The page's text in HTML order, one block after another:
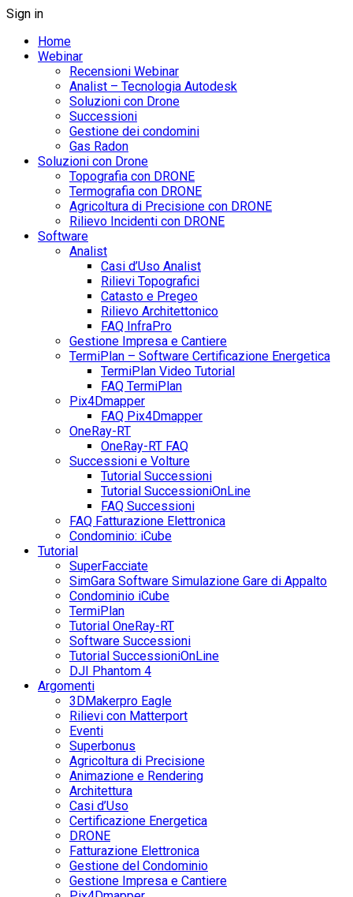
Sign in
Home
Webinar
Recensioni Webinar
Analist – Tecnologia Autodesk
Soluzioni con Drone
Successioni
Gestione dei condomini
Gas Radon
Soluzioni con Drone
Topografia con DRONE
Termografia con DRONE
Agricoltura di Precisione con DRONE
Rilievo Incidenti con DRONE
Software
Analist
Casi d’Uso Analist
Rilievi Topografici
Catasto e Pregeo
Rilievo Architettonico
FAQ InfraPro
Gestione Impresa e Cantiere
TermiPlan – Software Certificazione Energetica
TermiPlan Video Tutorial
FAQ TermiPlan
Pix4Dmapper
FAQ Pix4Dmapper
OneRay-RT
OneRay-RT FAQ
Successioni e Volture
Tutorial Successioni
Tutorial SuccessioniOnLine
FAQ Successioni
FAQ Fatturazione Elettronica
Condominio: iCube
Tutorial
SuperFacciate
SimGara Software Simulazione Gare di Appalto
Condominio iCube
TermiPlan
Tutorial OneRay-RT
Software Successioni
Tutorial SuccessioniOnLine
DJI Phantom 4
Argomenti
3DMakerpro Eagle
Rilievi con Matterport
Eventi
Superbonus
Agricoltura di Precisione
Animazione e Rendering
Architettura
Casi d’Uso
Certificazione Energetica
DRONE
Fatturazione Elettronica
Gestione del Condominio
Gestione Impresa e Cantiere